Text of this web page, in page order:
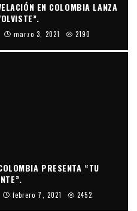
EN COLOMBIA LANZA
marzo 3, 2021 2190
PRESENTA “TU
febrero 7, 2021 2452